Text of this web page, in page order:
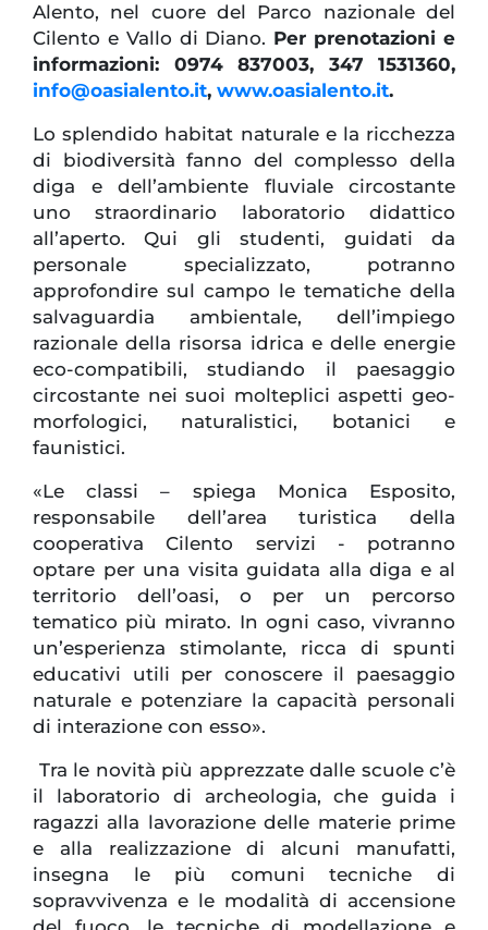
Alento, nel cuore del Parco nazionale del
Cilento e Vallo di Diano. Per prenotazioni e
informazioni: 0974 837003, 347 1531360,
info@oasialento.it, www.oasialento.it.
Lo splendido habitat naturale e la ricchezza
di biodiversità fanno del complesso della
diga e dell’ambiente fluviale circostante
uno straordinario laboratorio didattico
all’aperto. Qui gli studenti, guidati da
personale specializzato, potranno
approfondire sul campo le tematiche della
salvaguardia ambientale, dell’impiego
razionale della risorsa idrica e delle energie
eco-compatibili, studiando il paesaggio
circostante nei suoi molteplici aspetti geo-
morfologici, naturalistici, botanici e
faunistici.
«Le classi – spiega Monica Esposito,
responsabile dell’area turistica della
cooperativa Cilento servizi - potranno
optare per una visita guidata alla diga e al
territorio dell’oasi, o per un percorso
tematico più mirato. In ogni caso, vivranno
un’esperienza stimolante, ricca di spunti
educativi utili per conoscere il paesaggio
naturale e potenziare la capacità personali
di interazione con esso».
Tra le novità più apprezzate dalle scuole c’è
il laboratorio di archeologia, che guida i
ragazzi alla lavorazione delle materie prime
e alla realizzazione di alcuni manufatti,
insegna le più comuni tecniche di
sopravvivenza e le modalità di accensione